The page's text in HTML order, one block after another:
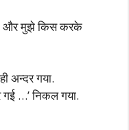
और मुझे किस करके
अन्दर गया.
…’ निकल गया.